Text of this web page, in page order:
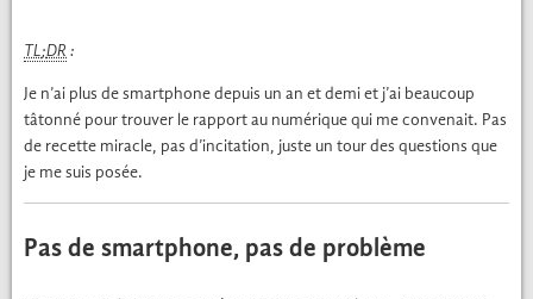
TL;DR :
Je n’ai plus de smart­phone depuis un an et demi et j’ai beau­coup
tâton­né pour trou­ver le rap­port au numérique qui me con­ve­nait. Pas
de recette mir­a­cle, pas d’incitation, juste un tour des ques­tions que
je me suis posée.
Pas de smartphone, pas de problème